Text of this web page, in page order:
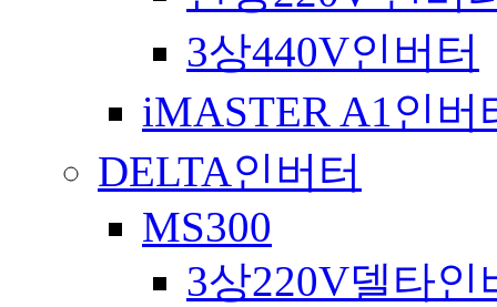
3상440V인버터
iMASTER A1인버
DELTA인버터
MS300
3상220V델타인